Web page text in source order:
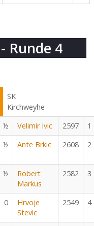
Runde 4
SK
Kirchweyhe
½ Velimir Ivic 2597
1
½ Ante Brkic 2608 2
½
Robert
Markus
2582 3
0
Hrvoje
Stevic
2549 4